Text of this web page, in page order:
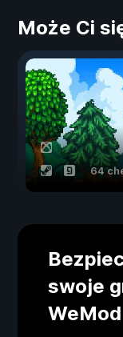
Może Ci
64
swoje
WeMod